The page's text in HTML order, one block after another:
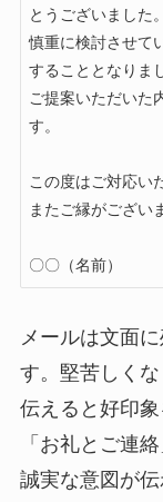
とうございました。
慎重に検討させて
することとなりま
ご提案いただいた
す。
この度はご対応い
またご縁がござい
〇〇（名前）
メールは文面
す。堅苦しく
伝えると好印
「お礼とご連
誠実な意図が